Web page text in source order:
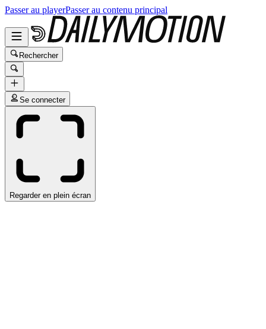
Passer au playerPasser au contenu principal
Rechercher
Se connecter
Regarder en plein écran